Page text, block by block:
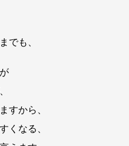
でも、
すから、
くなる、